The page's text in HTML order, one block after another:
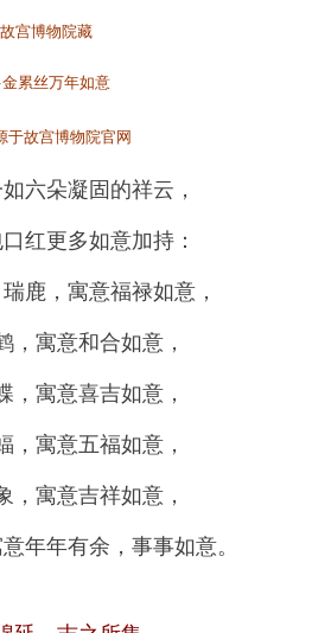
故宫博物院藏
金累丝万年如意
于故宫博物院官网
六朵凝固的祥云，
红更多如意加持：
鹿，寓意福禄如意，
，寓意和合如意，
，寓意喜吉如意，
，寓意五福如意，
，寓意吉祥如意，
年年有余，事事如意。